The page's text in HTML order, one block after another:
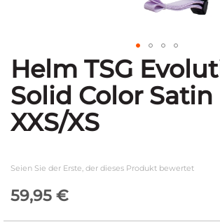
Zum
Anfang
der
Bildgalerie
springen
Helm TSG
Solid Color
XXS/XS
Seien Sie der Erste, der dieses Produkt bewertet
59,95 €